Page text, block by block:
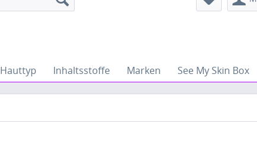
Hauttyp Inhaltsstoffe Marken See My Skin Box